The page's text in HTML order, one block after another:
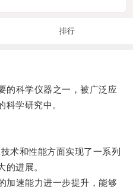
排行
科学仪器之一，被广泛应
科学研究中。
和性能方面实现了一系列
的进展。
速能力进一步提升，能够